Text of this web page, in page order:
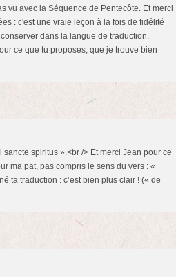
vu avec la Séquence de Pentecôte. Et merci
: c'est une vraie leçon à la fois de fidélité
dans la langue de traduction.
ce que tu proposes, que je trouve bien
spiritus ».<br /> Et merci Jean pour ce
ma pat, pas compris le sens du vers : «
ta traduction : c’est bien plus clair ! (« de